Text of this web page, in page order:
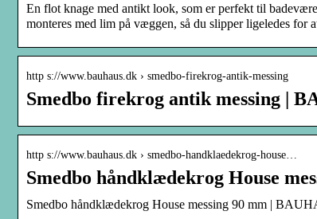
En flot knage med antikt look, som er perfekt til
monteres med lim på væggen, så du slipper ligeledes for
http s://www.bauhaus.dk › smedbo-firekrog-antik-messing
Smedbo firekrog antik messing |
http s://www.bauhaus.dk › smedbo-handklaedekrog-house…
Smedbo håndklædekrog House
Smedbo håndklædekrog House messing 90 mm |